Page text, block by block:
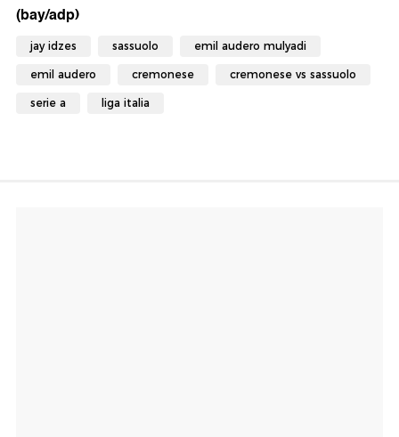
(bay/adp)
jay idzes sassuolo emil audero mulyadi
emil audero cremonese cremonese vs sassuolo
serie a liga italia